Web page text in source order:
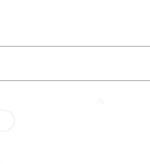
Programa